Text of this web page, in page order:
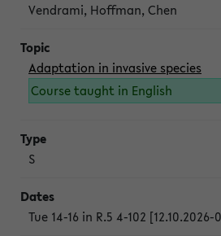
Vendrami, Hoffman, Chen
Adaptation in invasive species
Course taught in English
S
Tue 14-16 in R.5 4-102 [12.10.2026-